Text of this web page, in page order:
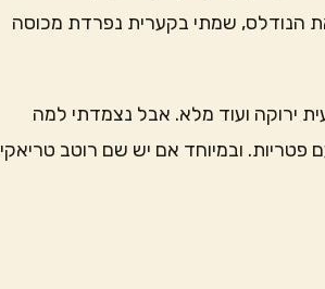
הנודלס, שמתי בקערית נפרדת מכוסה
ירוקה ועוד מלא. אבל נצמדתי למה
פטריות. ובמיוחד אם יש שם רוטב טריאקי